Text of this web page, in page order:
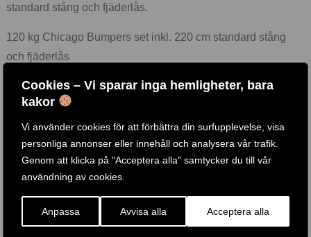
Cookies – Vi sparar inga hemligheter, bara
kakor
Vi använder cookies för att förbättra din surfupplevelse, visa
personliga annonser eller innehåll och analysera vår trafik.
Genom att klicka på "Acceptera alla" samtycker du till vår
användning av cookies.
Anpassa Avvisa alla Acceptera alla
standard stång och fjäderlås.
120 kg Chicago Bumpers set inkl. 220 cm standard stång
och fjäderlås
120 kg Chicago Bumpers set inkl. 220 cm Elitestång och
fjäderlås
GPRDH ( dips stativ )
och GPRWH ( Hållare för dina 50 mm vikter ).
Märke: Body Solid & Ironmaster